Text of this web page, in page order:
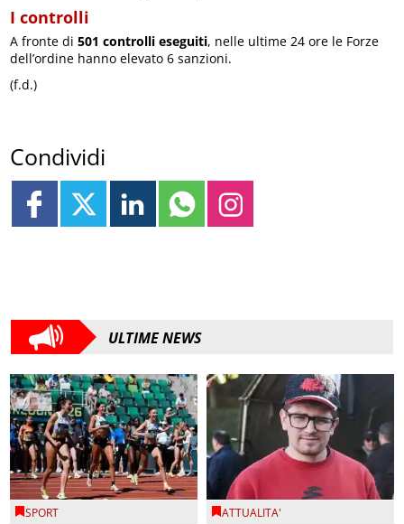
I controlli
A fronte di501 controlli eseguiti, nelle ultime 24 ore le Forze
dell’ordine hanno elevato 6 sanzioni.
(f.d.)
Condividi
ULTIME NEWS
SPORT ATTUALITA'